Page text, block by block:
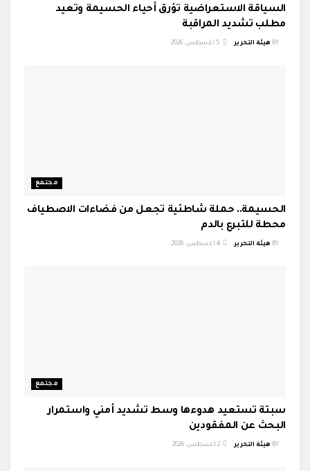
السياقة الاستعراضية تؤرق أحياء الحسيمة وتعيد
مطلب تشديد المراقبة
BY هيئة التحرير
مجتمع
الحسيمة.. حملة شاطئية تجعل من فضاءات الاصطياف
محطة للتبرع بالدم
BY هيئة التحرير
مجتمع
سبتة تستعيد هدوءها وسط تشديد أمني واستمرار
البحث عن المفقودين
BY هيئة التحرير